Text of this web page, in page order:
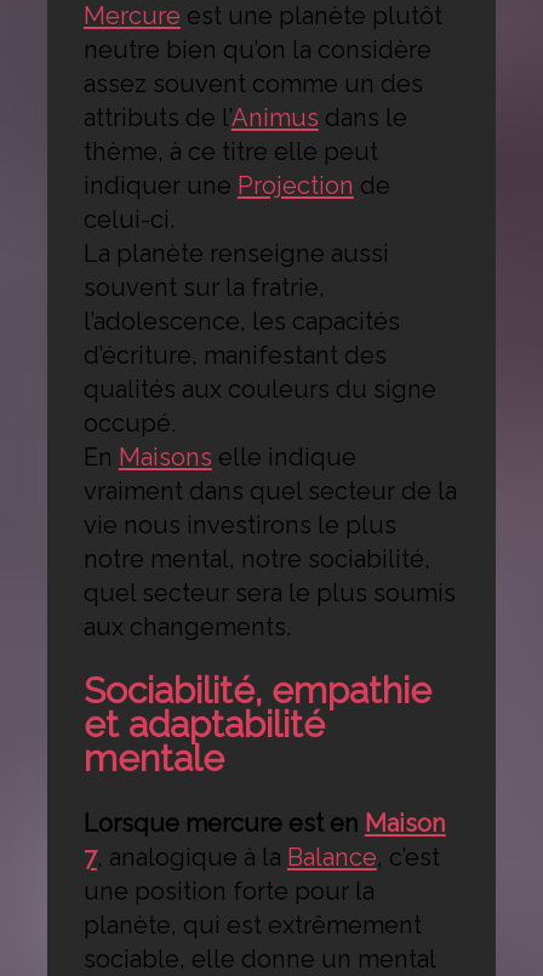
Mercure est une planète plutôt
neutre bien qu’on la considère
assez souvent comme un des
attributs de l’Animus dans le
thème, à ce titre elle peut
indiquer une Projection de
celui-ci.
La planète renseigne aussi
souvent sur la fratrie,
l’adolescence, les capacités
d’écriture, manifestant des
qualités aux couleurs du signe
occupé.
En Maisons elle indique
vraiment dans quel secteur de la
vie nous investirons le plus
notre mental, notre sociabilité,
quel secteur sera le plus soumis
aux changements.
Sociabilité, empathie
et adaptabilité
mentale
Lorsque mercure est en Maison
7, analogique à la Balance, c’est
une position forte pour la
planète, qui est extrêmement
sociable, elle donne un mental